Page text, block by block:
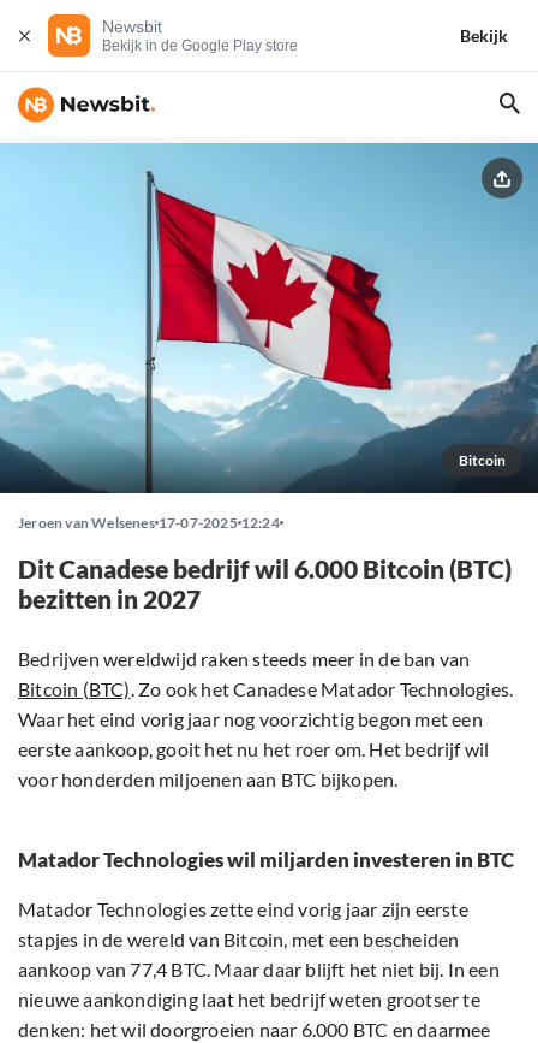
Newsbit
Bekijk in de Google Play store
Bekijk
Bitcoin
Jeroen van Welsenes 17-07-2025 12:24
Dit Canadese bedrijf wil 6.000 Bitcoin (BTC)
bezitten in 2027
Bedrijven wereldwijd raken steeds meer in de ban van
Bitcoin (BTC). Zo ook het Canadese Matador Technologies.
Waar het eind vorig jaar nog voorzichtig begon met een
eerste aankoop, gooit het nu het roer om. Het bedrijf wil
voor honderden miljoenen aan BTC bijkopen.
Matador Technologies wil miljarden investeren in BTC
Matador Technologies zette eind vorig jaar zijn eerste
stapjes in de wereld van Bitcoin, met een bescheiden
aankoop van 77,4 BTC. Maar daar blijft het niet bij. In een
nieuwe aankondiging laat het bedrijf weten grootser te
denken: het wil doorgroeien naar 6.000 BTC en daarmee